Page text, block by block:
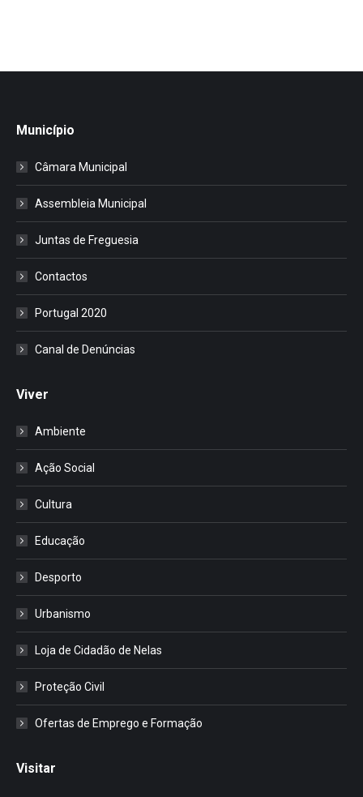
Município
Câmara Municipal
Assembleia Municipal
Juntas de Freguesia
Contactos
Portugal 2020
Canal de Denúncias
Viver
Ambiente
Ação Social
Cultura
Educação
Desporto
Urbanismo
Loja de Cidadão de Nelas
Proteção Civil
Ofertas de Emprego e Formação
Visitar